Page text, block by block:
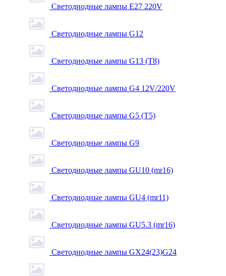
Светодиодные лампы E27 220V
Светодиодные лампы G12
Светодиодные лампы G13 (T8)
Светодиодные лампы G4 12V/220V
Светодиодные лампы G5 (T5)
Светодиодные лампы G9
Светодиодные лампы GU10 (mr16)
Светодиодные лампы GU4 (mr11)
Светодиодные лампы GU5.3 (mr16)
Светодиодные лампы GX24(23)G24